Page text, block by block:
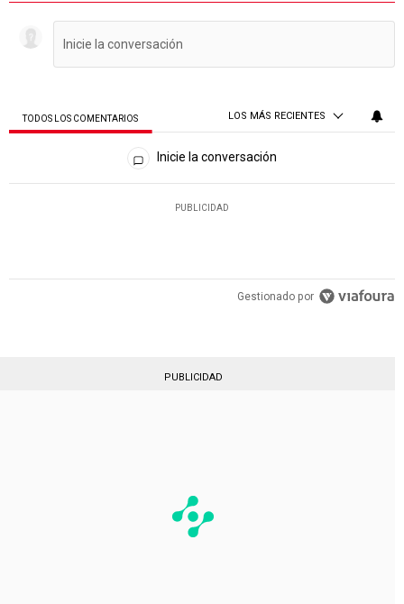
TODOS LOS COMENTARIOS LOS MÁS RECIENTES
Todos los comentarios
Inicie la conversación
PUBLICIDAD
Gestionado por
PUBLICIDAD